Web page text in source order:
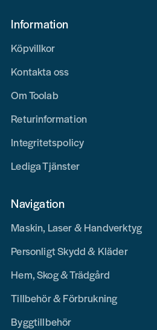
Information
Köpvillkor
Kontakta oss
Om Toolab
Returinformation
Integritetspolicy
Lediga Tjänster
Navigation
Maskin, Laser & Handverktyg
Personligt Skydd & Kläder
Hem, Skog & Trädgård
Tillbehör & Förbrukning
Byggtillbehör